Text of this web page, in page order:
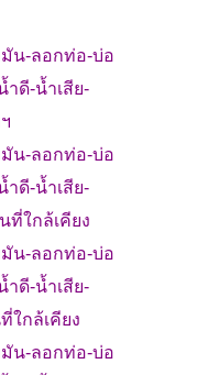
น-ลอกท่อ-บ่อ
ำดี-น้ำเสีย-
น-ลอกท่อ-บ่อ
ำดี-น้ำเสีย-
ที่ใกล้เคียง
น-ลอกท่อ-บ่อ
ำดี-น้ำเสีย-
ใกล้เคียง
น-ลอกท่อ-บ่อ